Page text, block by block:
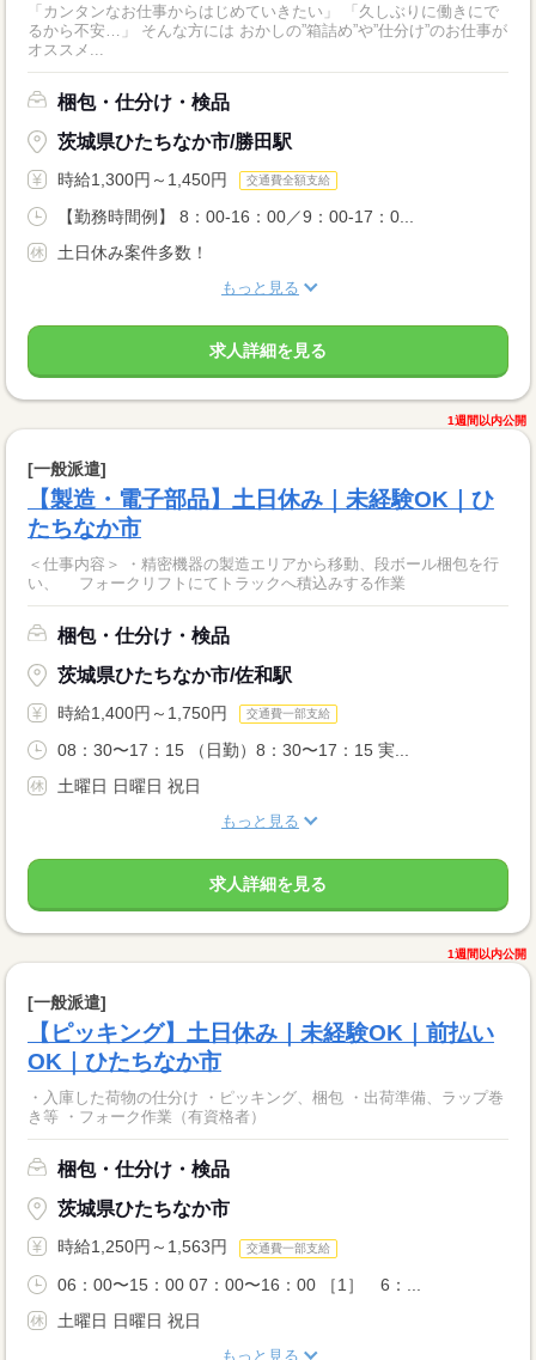
「カンタンなお仕事からはじめていきたい」 「久しぶりに働きにで
るから不安…」 そんな方には おかしの”箱詰め”や”仕分け”のお仕事が
オススメ...
梱包・仕分け・検品
茨城県ひたちなか市/勝田駅
時給1,300円～1,450円 交通費全額支給
【勤務時間例】 8：00-16：00／9：00-17：0...
土日休み案件多数！
もっと見る
求人詳細を見る
1週間以内公開
[一般派遣]
【製造・電子部品】土日休み｜未経験OK｜ひ
たちなか市
＜仕事内容＞ ・精密機器の製造エリアから移動、段ボール梱包を行
い、 フォークリフトにてトラックへ積込みする作業
梱包・仕分け・検品
茨城県ひたちなか市/佐和駅
時給1,400円～1,750円 交通費一部支給
08：30〜17：15 （日勤）8：30〜17：15 実...
土曜日 日曜日 祝日
もっと見る
求人詳細を見る
1週間以内公開
[一般派遣]
【ピッキング】土日休み｜未経験OK｜前払い
OK｜ひたちなか市
・入庫した荷物の仕分け ・ピッキング、梱包 ・出荷準備、ラップ巻
き等 ・フォーク作業（有資格者）
梱包・仕分け・検品
茨城県ひたちなか市
時給1,250円～1,563円 交通費一部支給
06：00〜15：00 07：00〜16：00 ［1］ 6：...
土曜日 日曜日 祝日
もっと見る